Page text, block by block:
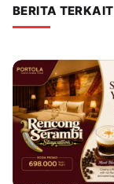
BERITA TERKAIT